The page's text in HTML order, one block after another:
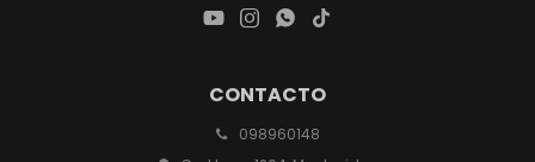
CONTACTO
098960148
   